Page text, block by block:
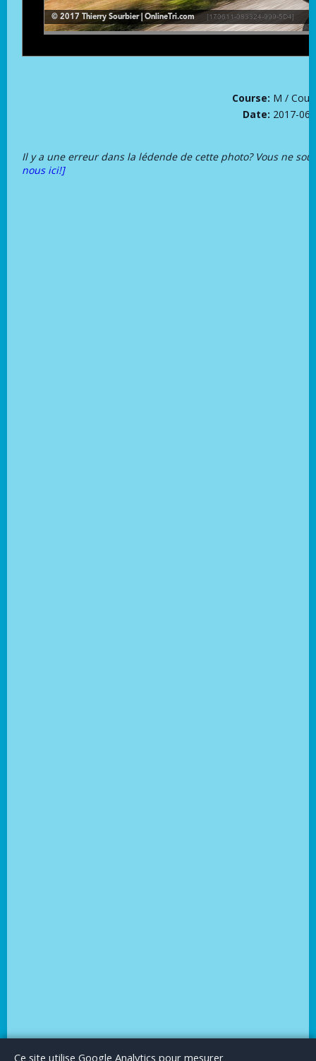
Course: M /
Date: 2017-06-
Il y a une erreur dans la lédende de cette photo? Vous ne
nous ici!]
Le BlogPublicité Articles invitésMentions Légales
Ce site utilise Google Analytics pour mesurer